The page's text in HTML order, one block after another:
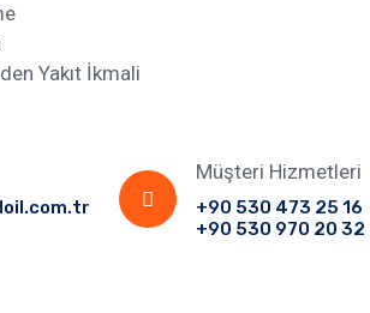
Yakıt İkmali
Müşteri Hizmetleri
+90 530 473 25 16
+90 530 970 20 32